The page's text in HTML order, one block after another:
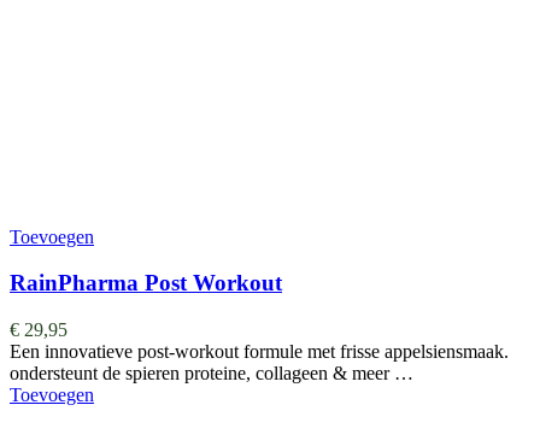
Toevoegen
RainPharma Post Workout
€ 29,95
Een innovatieve post-workout formule met frisse appelsiensmaak.
ondersteunt de spieren proteine, collageen & meer …
Toevoegen